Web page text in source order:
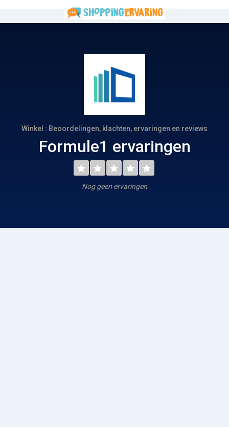
Winkel : Beoordelingen, klachten, ervaringen en reviews
Formule1 ervaringen
Nog geen ervaringen